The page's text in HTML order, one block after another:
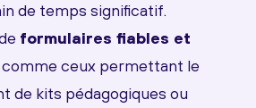
de temps significatif.
formulaires fiables et
comme ceux permettant le
de kits pédagogiques ou